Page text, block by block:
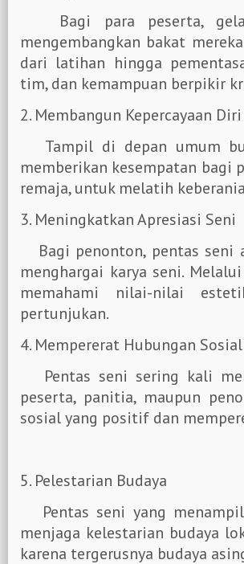
Bagi para peserta,
mengembangkan bakat
dari latihan hingga
tim, dan kemampuan berpikir
2. Membangun Kepercayaan Diri
Tampil di depan umum
memberikan kesempatan bagi
remaja, untuk melatih
3. Meningkatkan Apresiasi Seni
Bagi penonton, pentas seni
menghargai karya seni.
memahami nilai-nilai
pertunjukan.
4. Mempererat Hubungan Sosial
Pentas seni sering kali
peserta, panitia, maupun
sosial yang positif dan
5. Pelestarian Budaya
Pentas seni yang
menjaga kelestarian budaya
karena tergerusnya budaya